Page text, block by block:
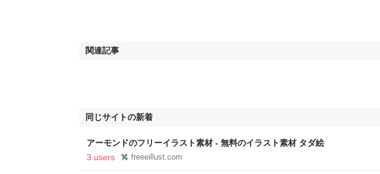
関連記事
同じサイトの新着
アーモンドのフリーイラスト素材 - 無料のイラスト素材 タダ絵
3 users
freeeillust.com